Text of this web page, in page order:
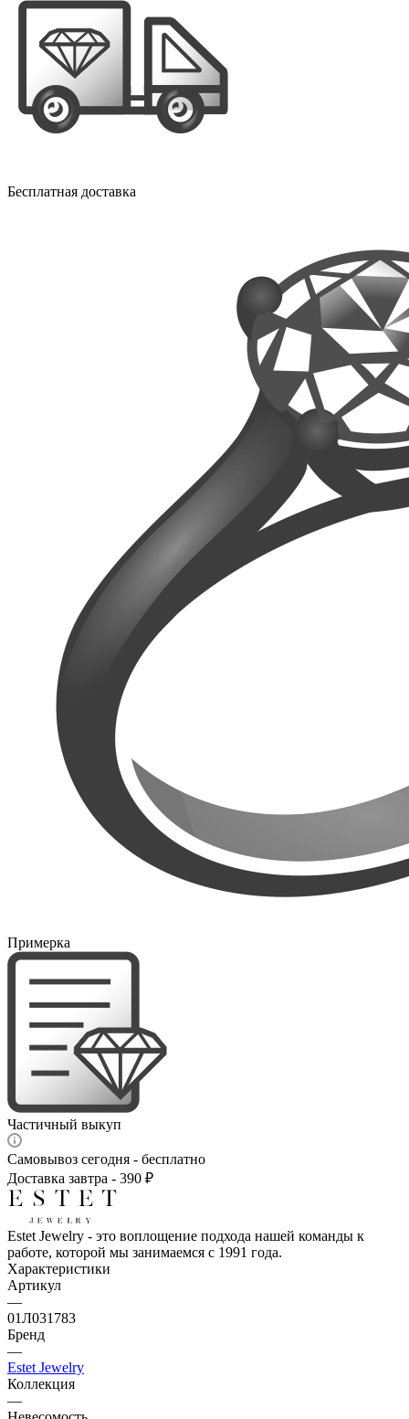
Бесплатная доставка
Примерка
Частичный выкуп
Самовывоз сегодня - бесплатно
Доставка завтра - 390 ₽
Estet Jewelry - это воплощение подхода нашей команды к
работе, которой мы занимаемся с 1991 года.
Характеристики
Артикул
—
01Л031783
Бренд
—
Estet Jewelry
Коллекция
—